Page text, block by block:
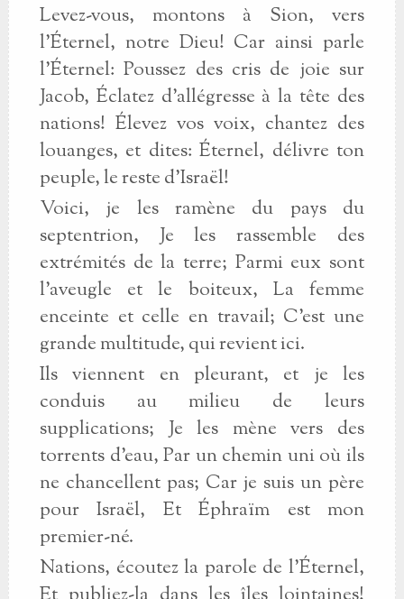
Levez-vous, montons à Sion, vers
l'Éternel, notre Dieu! Car ainsi parle
l'Éternel: Poussez des cris de joie sur
Jacob, Éclatez d'allégresse à la tête des
nations! Élevez vos voix, chantez des
louanges, et dites: Éternel, délivre ton
peuple, le reste d'Israël!
Voici, je les ramène du pays du
septentrion, Je les rassemble des
extrémités de la terre; Parmi eux sont
l'aveugle et le boiteux, La femme
enceinte et celle en travail; C'est une
grande multitude, qui revient ici.
Ils viennent en pleurant, et je les
conduis au milieu de leurs
supplications; Je les mène vers des
torrents d'eau, Par un chemin uni où ils
ne chancellent pas; Car je suis un père
pour Israël, Et Éphraïm est mon
premier-né.
Nations, écoutez la parole de l'Éternel,